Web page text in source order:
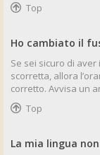
Top
Ho cambiato il
Se sei sicuro di
scorretta, allora
corretto. Avvisa un
Top
La mia lingua